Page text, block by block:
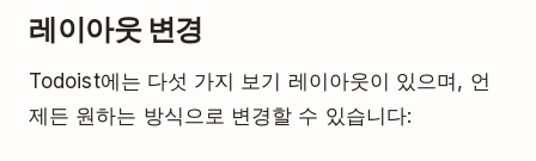
레이아웃 변경
Todoist에는 다섯 가지 보기 레이아웃이 있으며, 언
제든 원하는 방식으로 변경할 수 있습니다: